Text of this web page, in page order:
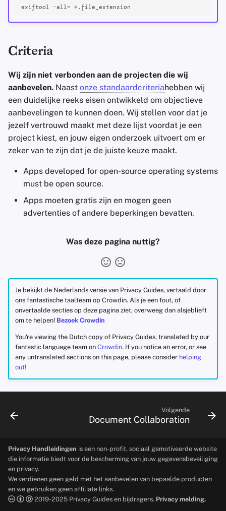
exiftool -all=
Criteria
Wij zijn niet verbonden aan de projecten die wij
aanbevelen. Naast onze standaardcriteriahebben wij
een duidelijke reeks eisen ontwikkeld om objectieve
aanbevelingen te kunnen doen. Wij stellen voor dat je
jezelf vertrouwd maakt met deze lijst voordat je een
project kiest, en jouw eigen onderzoek uitvoert om er
zeker van te zijn dat je de juiste keuze maakt.
Apps developed for open-source operating systems
must be open source.
Apps moeten gratis zijn en mogen geen
advertenties of andere beperkingen bevatten.
Was deze pagina nuttig?
Je bekijkt de Nederlands versie van Privacy Guides, vertaald door
ons fantastische taalteam op Crowdin. Als je een fout, of
onvertaalde secties op deze pagina ziet, overweeg dan alsjeblieft
om te helpen! Bezoek Crowdin
You're viewing the Dutch copy of Privacy Guides, translated by our
fantastic language team on Crowdin. If you notice an error, or see
any untranslated sections on this page, please consider helping
out!
Volgende
Document Collaboration
Privacy Handleidingen is een non-profit, sociaal gemotiveerde website
die informatie biedt voor de bescherming van jouw gegevensbeveiliging
en privacy.
We verdienen geen geld met het aanbevelen van bepaalde producten
en we gebruiken geen affiliate links.
2019-2025 Privacy Guides en bijdragers. Privacy melding.